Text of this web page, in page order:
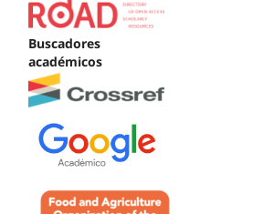
Buscadores
académicos